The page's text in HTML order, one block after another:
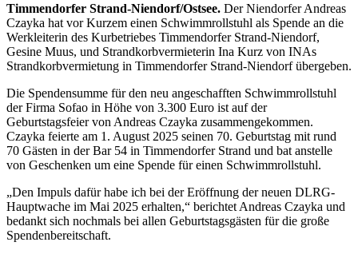
Timmendorfer Strand-Niendorf/Ostsee. Der Niendorfer Andreas
Czayka hat vor Kurzem einen Schwimmrollstuhl als Spende an die
Werkleiterin des Kurbetriebes Timmendorfer Strand-Nien­dorf,
Gesine Muus, und Strandkorbvermieterin Ina Kurz von INAs
Strandkorbvermietung in Timmendorfer Strand-Niendorf übergeben.
Die Spendensumme für den neu angeschafften Schwimmrollstuhl
der Firma Sofao in Höhe von 3.300 Euro ist auf der
Geburtstagsfeier von Andreas Czayka zusammengekommen.
Czayka feierte am 1. August 2025 seinen 70. Geburtstag mit rund
70 Gästen in der Bar 54 in Timmendorfer Strand und bat anstelle
von Geschenken um eine Spende für einen Schwimmrollstuhl.
„Den Impuls dafür habe ich bei der Eröffnung der neuen DLRG-
Hauptwache im Mai 2025 erhalten,“ berichtet Andreas Czayka und
bedankt sich nochmals bei allen Geburtstagsgästen für die große
Spendenbereitschaft.